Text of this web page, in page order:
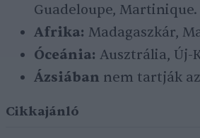
Guadeloupe, Martinique.
Afrika: Madagaszkár,
Óceánia: Ausztrália, Új-
Ázsiában nem tartják
Cikkajánló